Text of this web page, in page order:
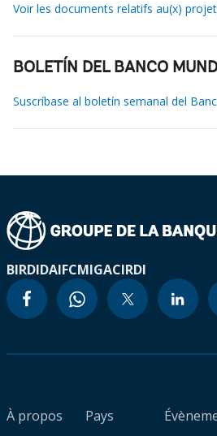
Voir les documents relatifs au(x)
BOLETÍN DEL BANCO
Suscríbase al boletín semanal del
BIRDIDAIFCMIGACIRDI
À propos
Pays